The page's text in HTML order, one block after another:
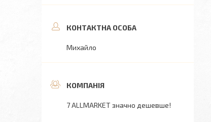
Михайло
7 ALLMARKET значно дешевше!